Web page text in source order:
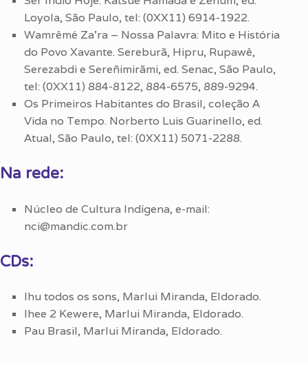
Loyola, São Paulo, tel: (0XX11) 6914-1922.
Wamrêmé Za’ra – Nossa Palavra: Mito e História
do Povo Xavante. Sereburã, Hipru, Rupawê,
Serezabdi e Sereñimirãmi, ed. Senac, São Paulo,
tel: (0XX11) 884-8122, 884-6575, 889-9294.
Os Primeiros Habitantes do Brasil, coleção A
Vida no Tempo. Norberto Luis Guarinello, ed.
Atual, São Paulo, tel: (0XX11) 5071-2288.
Na rede:
Núcleo de Cultura Indígena, e-mail:
nci@mandic.com.br
CDs:
Ihu todos os sons, Marlui Miranda, Eldorado.
Ihee 2 Kewere, Marlui Miranda, Eldorado.
Pau Brasil, Marlui Miranda, Eldorado.